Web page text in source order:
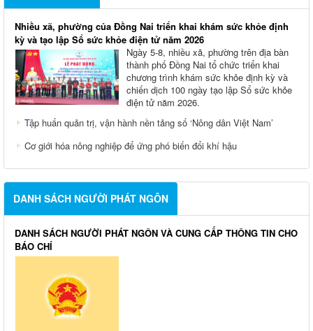
Nhiều xã, phường của Đồng Nai triển khai khám sức khỏe định
kỳ và tạo lập Sổ sức khỏe điện tử năm 2026
Ngày 5-8, nhiều xã, phường trên địa bàn
thành phố Đồng Nai tổ chức triển khai
chương trình khám sức khỏe định kỳ và
chiến dịch 100 ngày tạo lập Sổ sức khỏe
điện tử năm 2026.
Tập huấn quản trị, vận hành nền tảng số ‘Nông dân Việt Nam’
Cơ giới hóa nông nghiệp để ứng phó biến đổi khí hậu
DANH SÁCH NGƯỜI PHÁT NGÔN
DANH SÁCH NGƯỜI PHÁT NGÔN VÀ CUNG CẤP THÔNG TIN CHO
BÁO CHÍ